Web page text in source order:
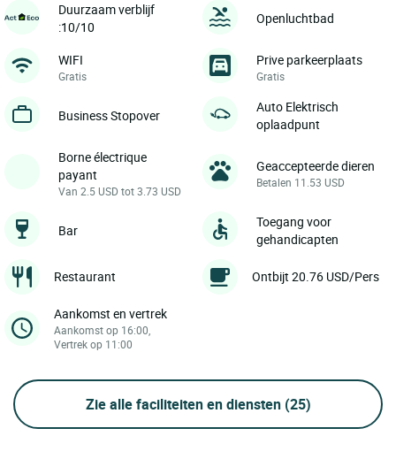
Duurzaam verblijf
:10/10
Openluchtbad
WIFI
Gratis
Prive parkeerplaats
Gratis
Business Stopover
Auto Elektrisch
oplaadpunt
Borne électrique
payant
Van 2.5 USD tot 3.73 USD
Geaccepteerde dieren
Betalen 11.53 USD
Bar
Toegang voor
gehandicapten
Restaurant Ontbijt 20.76 USD/Pers
Aankomst en vertrek
Aankomst op 16:00,
Vertrek op 11:00
Zie alle faciliteiten en diensten (25)